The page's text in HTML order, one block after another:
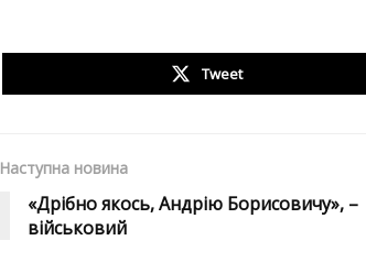
Tweet
Наступна новина
«Дрібно якось, Андрію Борисовичу», –
військовий